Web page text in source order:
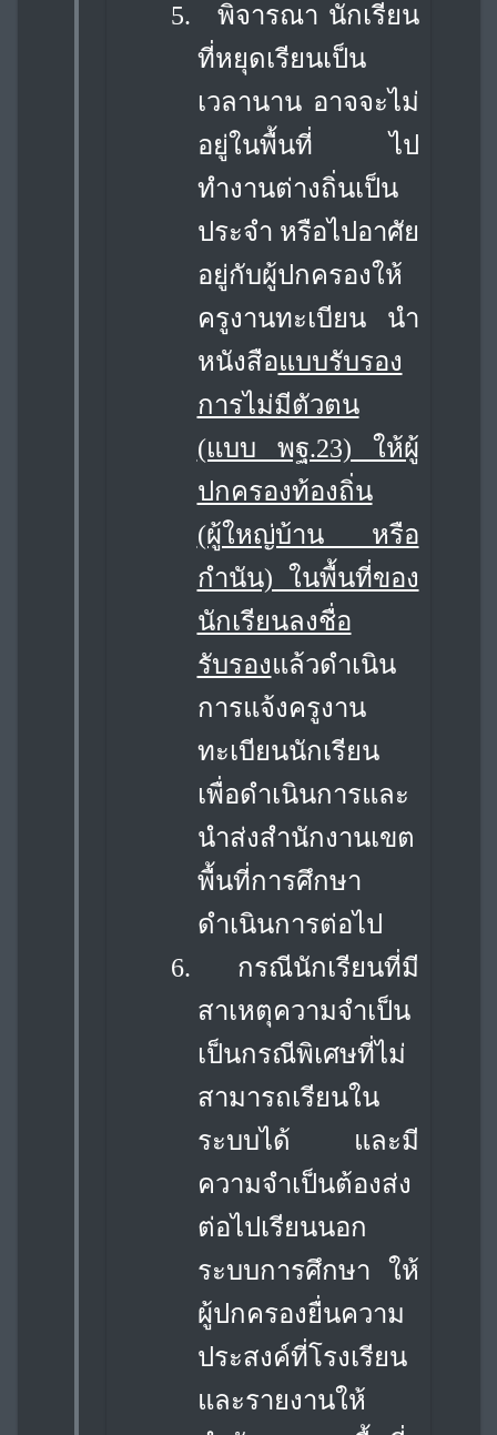
5.
พิจารณา นักเรียน
ที่หยุดเรียนเป็น
เวลานาน อาจจะไม่
อยู่ในพื้นที่ ไป
ทำงานต่างถิ่นเป็น
ประจำ หรือไปอาศัย
อยู่กับผู้ปกครองให้
ครูงานทะเบียน นำ
หนังสือแบบรับรอง
การไม่มีตัวตน
(แบบ พฐ.23) ให้ผู้
ปกครองท้องถิ่น
(ผู้ใหญ่บ้าน หรือ
กำนัน) ในพื้นที่ของ
นักเรียนลงชื่อ
รับรองแล้วดำเนิน
การแจ้งครูงาน
ทะเบียนนักเรียน
เพื่อดำเนินการและ
นำส่งสำนักงานเขต
พื้นที่การศึกษา
ดำเนินการต่อไป
6.
กรณีนักเรียนที่มี
สาเหตุความจำเป็น
เป็นกรณีพิเศษที่ไม่
สามารถเรียนใน
ระบบได้ และมี
ความจำเป็นต้องส่ง
ต่อไปเรียนนอก
ระบบการศึกษา ให้
ผู้ปกครองยื่นความ
ประสงค์ที่โรงเรียน
และรายงานให้